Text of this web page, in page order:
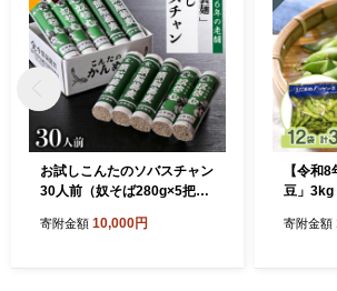
お試しこんたのソバスチャン
30人前（奴そば280g×5把、
寄附金額 10,000円
【令和
豆」3kg
寄附金額